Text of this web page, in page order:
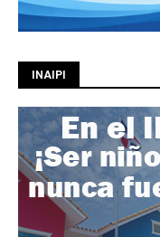
INAIPI